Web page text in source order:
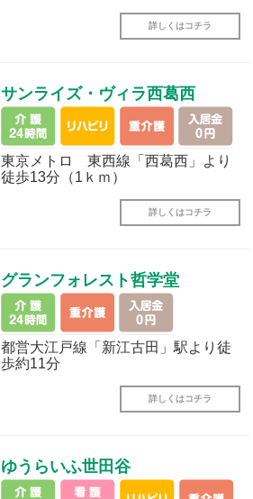
詳しくはコチラ
サンライズ・ヴィラ西葛西
東京メトロ 東西線「西葛西」より
徒歩13分（1ｋｍ）
詳しくはコチラ
グランフォレスト哲学堂
都営大江戸線「新江古田」駅より徒
歩約11分
詳しくはコチラ
ゆうらいふ世田谷